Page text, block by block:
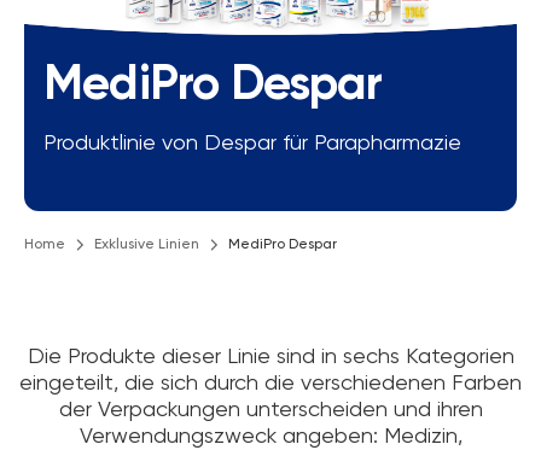
MediPro Despar
Produktlinie von Despar für Parapharmazie
Home Exklusive Linien MediPro Despar
Die Produkte dieser Linie sind in sechs Kategorien
eingeteilt, die sich durch die verschiedenen Farben
der Verpackungen unterscheiden und ihren
Verwendungszweck angeben: Medizin,